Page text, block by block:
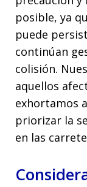
posible, ya
puede
continúan
colisión.
aquellos
exhortamos
priorizar la
en las